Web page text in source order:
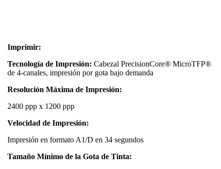
Imprimir:
Tecnología de Impresión: Cabezal PrecisionCore® MicroTFP®
de 4-canales, impresión por gota bajo demanda
Resolución Máxima de Impresión:
2400 ppp x 1200 ppp
Velocidad de Impresión:
Impresión en formato A1/D en 34 segundos
Tamaño Mínimo de la Gota de Tinta: